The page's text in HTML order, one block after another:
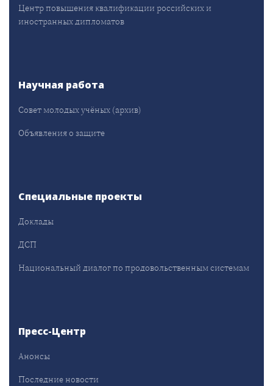
Центр повышения квалификации российских и
иностранных дипломатов
Научная работа
Совет молодых учёных (архив)
Объявления о защите
Специальные проекты
Доклады
ДСП
Национальный диалог по продовольственным системам
Пресс-Центр
Анонсы
Последние новости